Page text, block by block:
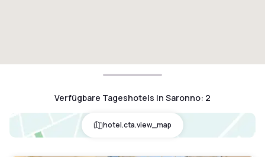
Verfügbare Tageshotels in Saronno: 2
hotel.cta.view_map